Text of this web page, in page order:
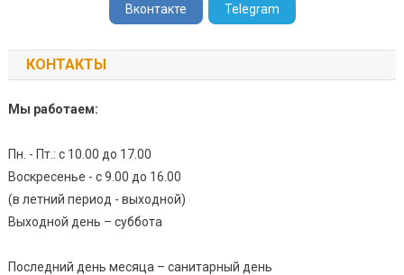
Вконтакте Telegram
КОНТАКТЫ
Мы работаем:
Пн. - Пт.: с 10.00 до 17.00
Воскресенье - с 9.00 до 16.00
(в летний период - выходной)
Выходной день – суббота
Последний день месяца – санитарный день